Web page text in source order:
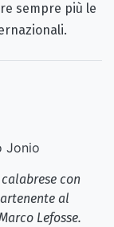
sempre più le
Jonio
con
al
Lefosse.